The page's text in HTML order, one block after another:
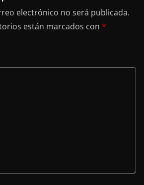
electrónico no será publicada.
están marcados con *